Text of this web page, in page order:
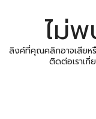
ไม่
ลิงค์ที่คุณคลิกอาจเสียห
ติดต่อเราเ